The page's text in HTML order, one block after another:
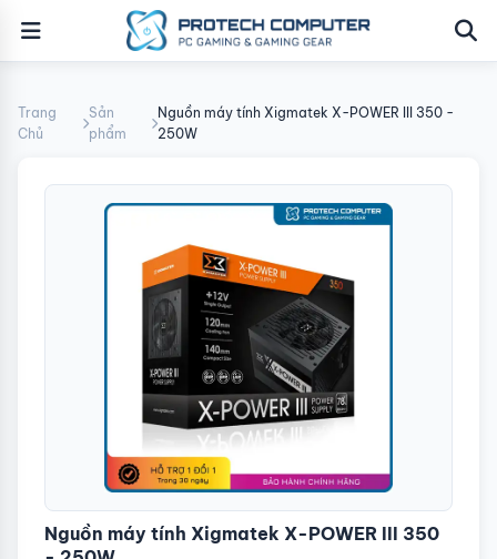
Trang
Chủ
Sản
phẩm
Nguồn máy tính Xigmatek X-POWER III 350 -
250W
Nguồn máy tính Xigmatek X-POWER III 350